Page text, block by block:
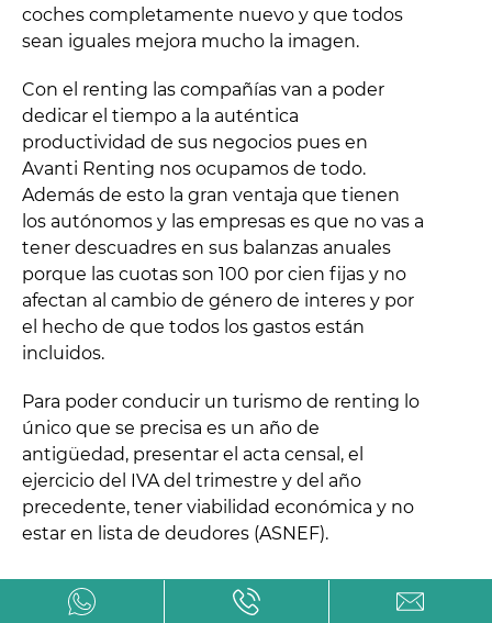
coches completamente nuevo y que todos
sean iguales mejora mucho la imagen.
Con el renting las compañías van a poder
dedicar el tiempo a la auténtica
productividad de sus negocios pues en
Avanti Renting nos ocupamos de todo.
Además de esto la gran ventaja que tienen
los autónomos y las empresas es que no vas a
tener descuadres en sus balanzas anuales
porque las cuotas son 100 por cien fijas y no
afectan al cambio de género de interes y por
el hecho de que todos los gastos están
incluidos.
Para poder conducir un turismo de renting lo
único que se precisa es un año de
antigüedad, presentar el acta censal, el
ejercicio del IVA del trimestre y del año
precedente, tener viabilidad económica y no
estar en lista de deudores (ASNEF).